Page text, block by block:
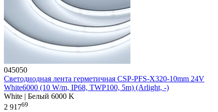
045050
Светодиодная лента герметичная CSP-PFS-X320-10mm 24V
White6000 (10 W/m, IP68, TWP100, 5m) (Arlight, -)
White | Белый 6000 K
2 91769